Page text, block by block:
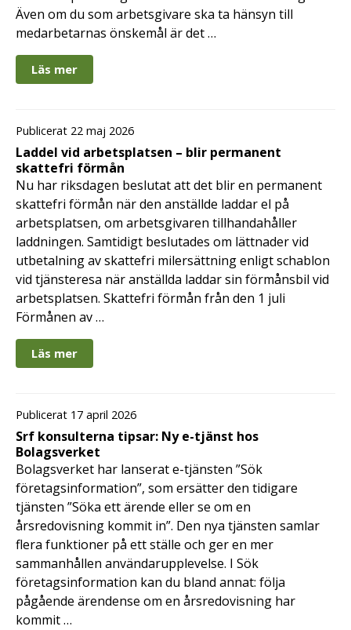
Även om du som arbetsgivare ska ta hänsyn till
medarbetarnas önskemål är det …
Läs mer
Publicerat 22 maj 2026
Laddel vid arbetsplatsen – blir permanent
skattefri förmån
Nu har riksdagen beslutat att det blir en permanent
skattefri förmån när den anställde laddar el på
arbetsplatsen, om arbetsgivaren tillhandahåller
laddningen. Samtidigt beslutades om lättnader vid
utbetalning av skattefri milersättning enligt schablon
vid tjänsteresa när anställda laddar sin förmånsbil vid
arbetsplatsen. Skattefri förmån från den 1 juli
Förmånen av …
Läs mer
Publicerat 17 april 2026
Srf konsulterna tipsar: Ny e-tjänst hos
Bolagsverket
Bolagsverket har lanserat e-tjänsten ”Sök
företagsinformation”, som ersätter den tidigare
tjänsten ”Söka ett ärende eller se om en
årsredovisning kommit in”. Den nya tjänsten samlar
flera funktioner på ett ställe och ger en mer
sammanhållen användarupplevelse. I Sök
företagsinformation kan du bland annat: följa
pågående ärendense om en årsredovisning har
kommit …